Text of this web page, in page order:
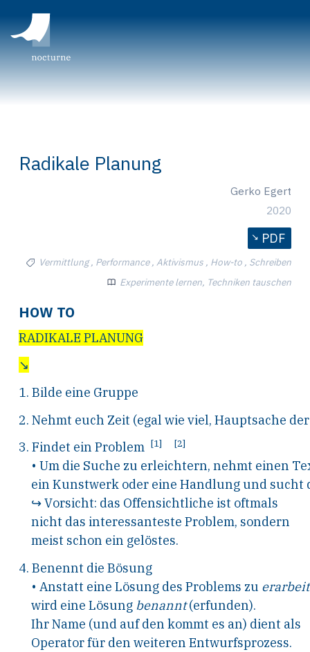
Radikale Planung
Gerko Egert
2020
PDF
Vermittlung , Performance , Aktivismus , How-to , Schreiben
Experimente lernen, Techniken tauschen
HOW TO
RADIKALE PLANUNG
↘
1. Bilde eine Gruppe
2. Nehmt euch Zeit (egal wie viel, Hauptsache der
3. Findet ein Problem [1] [2]
• Um die Suche zu erleichtern, nehmt einen T
ein Kunstwerk oder eine Handlung und sucht
↪Vorsicht: das Offensichtliche ist oftmals
nicht das interessanteste Problem, sondern
meist schon ein gelöstes.
4. Benennt die Bösung
• Anstatt eine Lösung des Problems zu
wird eine Lösung benannt (erfunden).
IhrName (und auf den kommt es an) dient als
Operator für den weiteren Entwurfsprozess.